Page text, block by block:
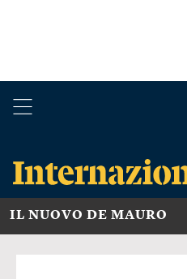
IL NUOVO DE MAURO